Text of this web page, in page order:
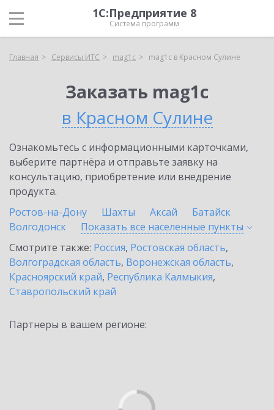
1С:Предприятие 8
Система программ
Главная Сервисы ИТС mag1c mag1c в Красном Сулине
Заказать mag1c
в Красном Сулине
Ознакомьтесь с информационными карточками,
выберите партнёра и отправьте заявку на
консультацию, приобретение или внедрение
продукта.
Ростов-на-Дону
Шахты Аксай
Батайск
Волгодонск
Показать все населенные пункты
Смотрите также: Россия, Ростовская область,
Волгоградская область, Воронежская область,
Красноярский край, Республика Калмыкия,
Ставропольский край
Партнеры в вашем регионе: